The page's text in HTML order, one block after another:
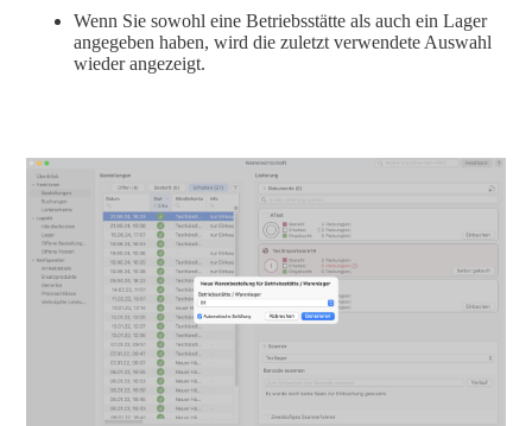
Wenn Sie sowohl eine Betriebsstätte als auch ein Lager
angegeben haben, wird die zuletzt verwendete Auswahl
wieder angezeigt.